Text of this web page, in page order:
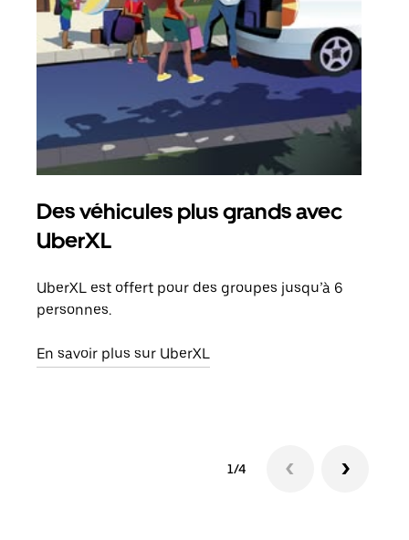
Des véhicules plus grands avec
UberXL
UberXL est offert pour des groupes jusqu’à 6
personnes.
En savoir plus sur UberXL
1/4